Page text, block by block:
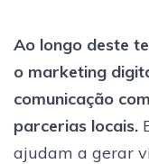
Ao longo deste
o marketing
comunicação
parcerias locais.
ajudam a gerar